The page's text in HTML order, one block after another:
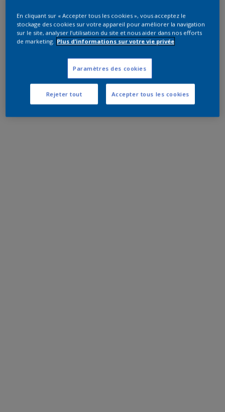
En cliquant sur « Accepter tous les cookies », vous acceptez le
stockage des cookies sur votre appareil pour améliorer la navigation
sur le site, analyser l’utilisation du site et nous aider dans nos efforts
de marketing. Plus d’informations sur votre vie privée
Paramètres des cookies
Rejeter tout Accepter tous les cookies